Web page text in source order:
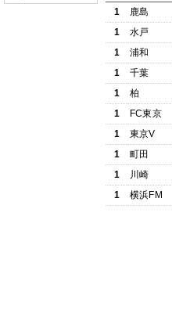
1 鹿島
1
水戸
1
浦和
1
千葉
1
柏
1
FC東京
1
東京V
1
町田
1
川崎
1
横浜FM